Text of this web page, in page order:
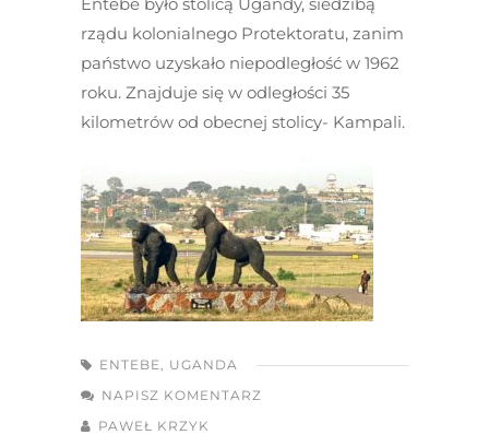
rządu kolonialnego Protektoratu, zanim
państwo uzyskało niepodległość w 1962
roku. Znajduje się w odległości 35
kilometrów od obecnej stolicy- Kampali.
ENTEBE, UGANDA
NAPISZ KOMENTARZ
PAWEŁ KRZYK